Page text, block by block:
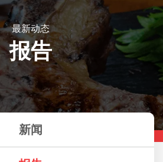
最新动态
报告
新闻